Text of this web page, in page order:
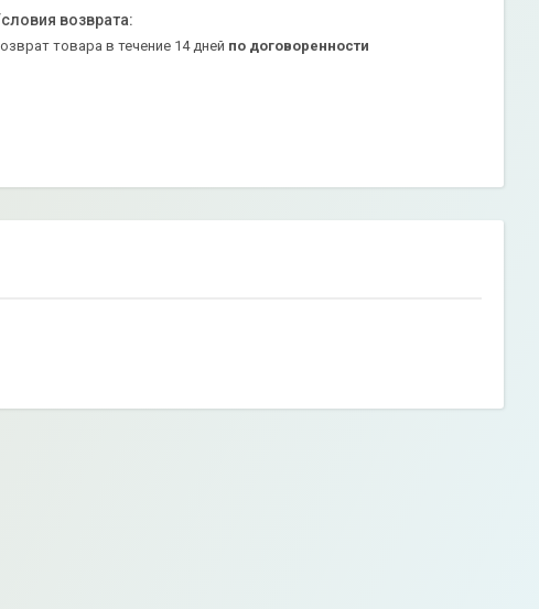
возврат товара в течение 14 дней по договоренности